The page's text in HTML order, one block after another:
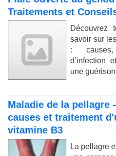
Traitements et
Découvrez
savoir sur
: causes,
d’infection
une
Maladie de la pellagre
causes et traitement
vitamine B3
La pellagre